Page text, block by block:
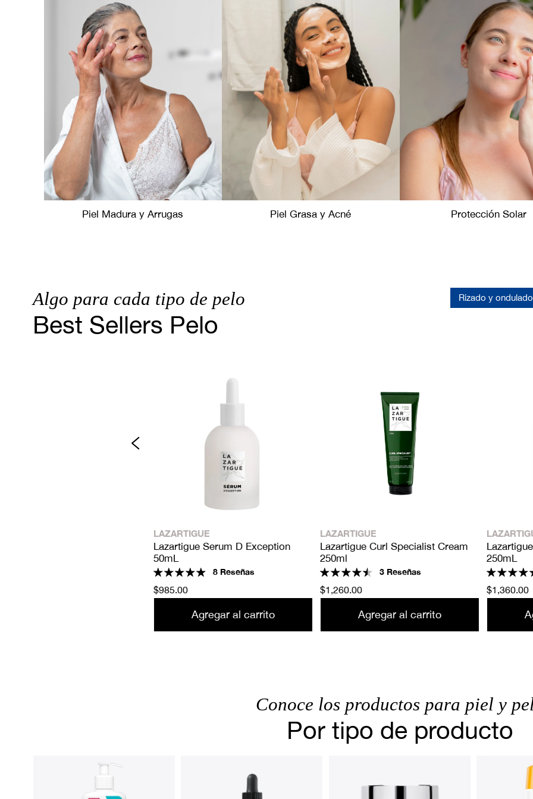
Piel Madura y Arrugas Piel Grasa y Acné Protección Solar
Algo para cada tipo de pelo
Best Sellers Pelo
Rizado y ondulado
LAZARTIGUE
Lazartigue Serum D Exception
50mL
8 Reseñas
Precio
$985.00
Agregar al carrito
LAZARTIGUE
Lazartigue Curl Specialist Cream
250ml
3 Reseñas
Precio
$1,260.00
Agregar al carrito
250mL
Precio
$1,360.00
Conoce los productos para piel y
Por tipo de producto